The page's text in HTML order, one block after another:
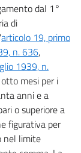
dal 1°
di
articolo 19, primo
n. 636,
1939, n.
mesi per i
anni e a
o superiore a
figurativa per
nel limite